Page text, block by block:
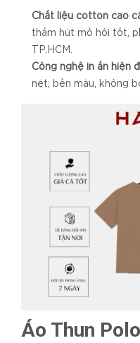
Chất liệu cotton cao
thấm hút mồ hôi tốt,
TP.HCM.
Công nghệ in ấn hiện
nét, bền màu, không
Áo Thun